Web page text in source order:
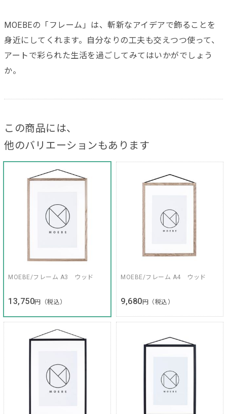
MOEBEの「フレーム」は、斬新なアイデアで飾ることを
身近にしてくれます。自分なりの工夫も交えつつ使って、
アートで彩られた生活を過ごしてみてはいかがでしょう
か。
この商品には、
他のバリエーションもあります
MOEBE/フレーム A3 ウッド
13,750円（税込）
MOEBE/フレーム A4 ウッド
9,680 円（税込）